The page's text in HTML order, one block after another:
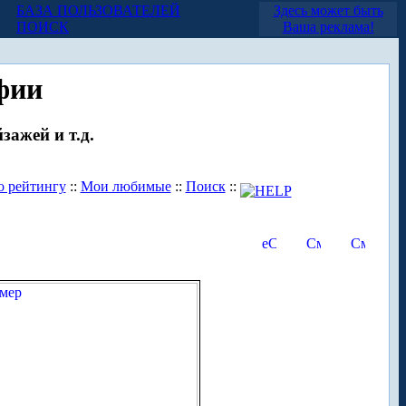
БАЗА ПОЛЬЗОВАТЕЛЕЙ
ПОИСК
Здесь может быть
Ваша реклама!
и т.д.
рейтингу:: Мои любимые:: Поиск::